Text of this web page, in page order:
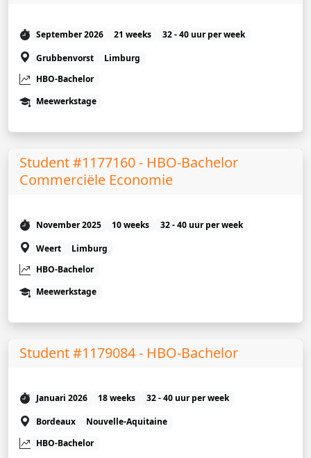
September 2026 21 weeks
32 - 40 uur per week
Grubbenvorst
Limburg
HBO-Bachelor
Meewerkstage
Student #1177160 - HBO-Bachelor
Commerciële Economie
November 2025 10 weeks
32 - 40 uur per week
Weert
Limburg
HBO-Bachelor
Meewerkstage
Student #1179084 - HBO-Bachelor
Januari 2026 18 weeks
32 - 40 uur per week
Bordeaux
Nouvelle-Aquitaine
HBO-Bachelor